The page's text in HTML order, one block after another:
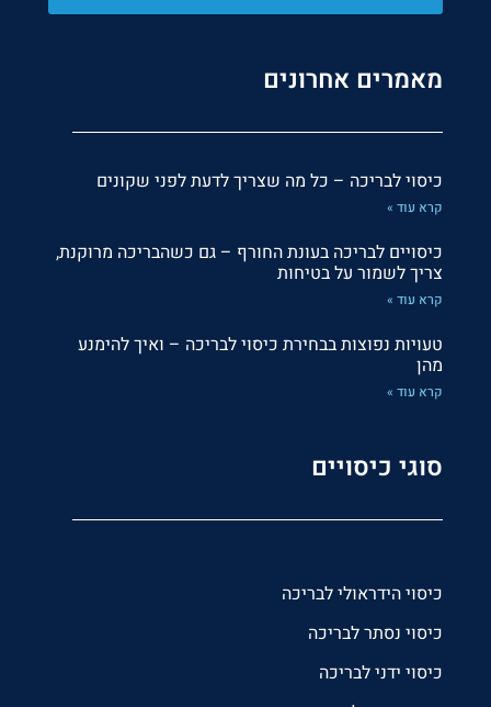
סוגי כיסויים
כיסוי הידראולי לבריכה
כיסוי נסתר לבריכה
כיסוי ידני לבריכה
מאמרים אחרונים
כיסוי לבריכה – כל מה שצריך לדעת לפני שקונים
קרא עוד »
כיסויים לבריכה בעונת החורף – גם כשהבריכה מרוקנת,
צריך לשמור על בטיחות
קרא עוד »
טעויות נפוצות בבחירת כיסוי לבריכה – ואיך להימנע
מהן
קרא עוד »